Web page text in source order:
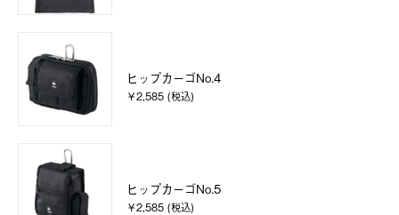
ヒップカーゴNo.4
￥2,585 (税込)
ヒップカーゴNo.5
￥2,585 (税込)